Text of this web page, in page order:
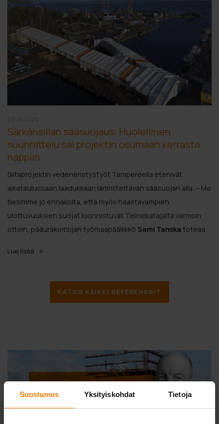
Suostumus Yksityiskohdat Tietoja
Särkänsillan sääsuojaus: Huolellinen
suunnittelu sai projektin osumaan kerrasta
nappiin
Siltaprojektin vedeneristystyöt Tampereella etenivät
aikataulussaan laadukkaan lämmitettävän sääsuojan alla. – Me
tiesimme jo ennakolta, että myös haastavampien
ulottuvuuksien suojat luonnistuvat Telinekatajalta varmoin
ottein, pääurakoitsijan työmaapäällikkö Sami Tanska toteaa.
Lue lisää
KATSO KAIKKI REFERENSSIT